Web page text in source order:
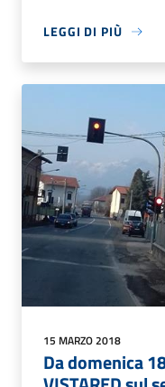
LEGGI DI PIÙ
15 MARZO 2018
Da domenica